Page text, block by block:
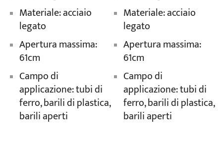
Materiale: acciaio
legato
Apertura massima:
61cm
Campo di
applicazione: tubi di
ferro, barili di plastica,
barili aperti
Materiale: acciaio
legato
Apertura massima:
61cm
Campo di
applicazione: tubi di
ferro, barili di plastica,
barili aperti